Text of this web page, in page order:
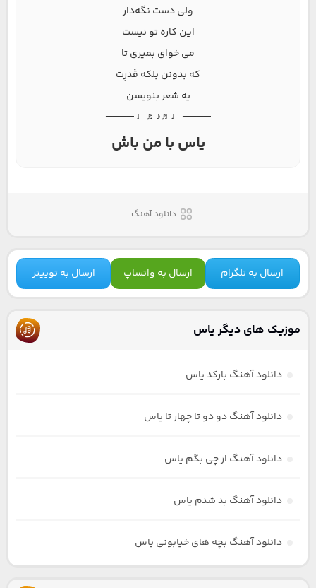
ولی دست نگه‌دار
این کاره تو نیست
می خوای بمیری تا
که بدونن بلکه قَدرِت
یه شعر بنویسن
──── ♩♬♪♬♩ ────
یاس با من باش
دانلود آهنگ
ارسال به تلگرام ارسال به واتساپ ارسال به توییتر
موزیک های دیگر یاس
دانلود آهنگ بارکد یاس
دانلود آهنگ دو دو تا چهار تا یاس
دانلود آهنگ از چی بگم یاس
دانلود آهنگ بد شدم یاس
دانلود آهنگ بچه های خیابونی یاس